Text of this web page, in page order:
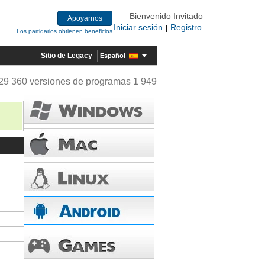
Apoyarnos
Los partidarios obtienen beneficios
Bienvenido Invitado
Iniciar sesión
Registro
Sitio de Legacy Español
360 versiones de programas 1 949